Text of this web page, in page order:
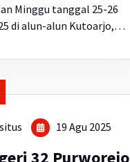
Minggu tanggal 25-26
di alun-alun Kutoarjo,…
19 Agu 2025
32 Purworejo